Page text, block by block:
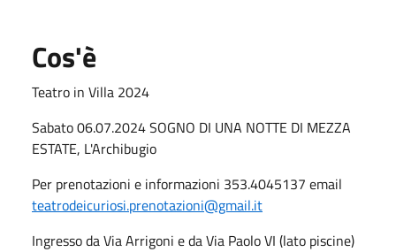
Cos'è
Teatro in Villa 2024
Sabato 06.07.2024 SOGNO DI UNA NOTTE DI MEZZA
ESTATE, L'Archibugio
Per prenotazioni e informazioni 353.4045137 email
teatrodeicuriosi.prenotazioni@gmail.it
Ingresso da Via Arrigoni e da Via Paolo VI (lato piscine)